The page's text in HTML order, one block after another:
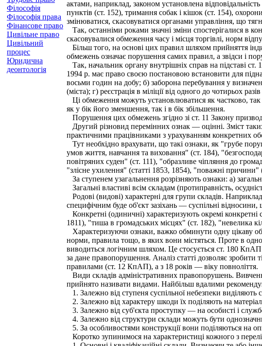
Філософія
Філософія права
Фінансове право
Цивільне право
Цивільний
процес
Юридична
деонтологія
актами, наприклад, законом установлена
пунктів (ст. 152), тримання собак і кішок (ст. 154),
змінюватися, скасовуватися органами управління, що
Так, останніми роками значні зміни спостерігалися в
скасовувалися обмеження часу і місця торгівлі, норм
Більш того, на основі цих правил шляхом прийняття
обмежень означає порушення самих правил, а звідси і
Так, начальник органу внутрішніх справ на підставі
1994 p. має право своєю постановою встановити для
восьми годин на добу; б) заборона перебування у
(міста); г) реєстрація в міліції від одного до чотирьох
Ці обмеження можуть установлюватися як частково,
як у бік його зменшення, так і в бік збільшення.
Порушення цих обмежень згідно зі ст. 11 Закону
Другий різновид перемінних ознак — оцінні. Зміст
практичними працівниками з урахуванням конкретних
Тут необхідно врахувати, що такі ознаки, як "грубе
умов життя, навчання та виховання" (ст. 184),
повітряних суден" (ст. 111), "образливе чіпляння до
"злісне ухилення" (статті 1853, 1854), "поважні причини"
За ступенем узагальнення розрізняють ознаки: а)
Загальні властиві всім складам (протиправність,
Родові (видові) характерні для групи складів.
специфічним буде об'єкт зазіхань — суспільні відносини,
Конкретні (одиничні) характеризують окремі
1811), "тиша в громадських місцях" (ст. 182), "невелика
Характеризуючи ознаки, важко обминути одну цікаву
норми, правила тощо, в яких вони містяться. Проте в
виводиться логічним шляхом. Це стосується ст. 180 КпАП
за дане правопорушення. Аналіз статті дозволяє зробити
правилами (ст. 12 КпАП), а з 18 років — віку повноліття.
Види складів адміністративних правопорушень.
прийнято називати видами. Найбільш вдалими
1. Залежно від ступеня суспільної небезпеки виділяють
2. Залежно від характеру шкоди їх поділяють на
3. Залежно від суб'єкта проступку — на особисті і
4. Залежно від структури склади можуть бути
5. За особливостями конструкції вони поділяються на
Коротко зупинимося на характеристиці кожного з